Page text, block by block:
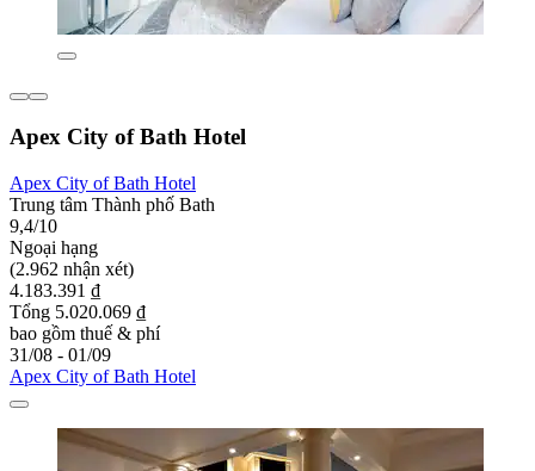
Apex City of Bath Hotel
Apex City of Bath Hotel
Trung tâm Thành phố Bath
9,4/10
Ngoại hạng
(2.962 nhận xét)
4.183.391 ₫
Tổng 5.020.069 ₫
bao gồm thuế & phí
31/08 - 01/09
Apex City of Bath Hotel